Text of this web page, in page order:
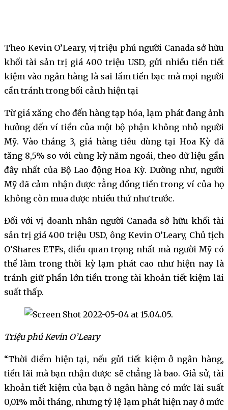
Theo Kevin O’Leary, vị triệu phú người Canada sở hữu
khối tài sản trị giá 400 triệu USD, gửi nhiều tiền tiết
kiệm vào ngân hàng là sai lầm tiền bạc mà mọi người
cần tránh trong bối cảnh hiện tại
Từ giá xăng cho đến hàng tạp hóa, lạm phát đang ảnh
hưởng đến ví tiền của một bộ phận không nhỏ người
Mỹ. Vào tháng 3, giá hàng tiêu dùng tại Hoa Kỳ đã
tăng 8,5% so với cùng kỳ năm ngoái, theo dữ liệu gần
đây nhất của Bộ Lao động Hoa Kỳ. Dường như, người
Mỹ đã cảm nhận được rằng đồng tiền trong ví của họ
không còn mua được nhiều thứ như trước.
Đối với vị doanh nhân người Canada sở hữu khối tài
sản trị giá 400 triệu USD, ông Kevin O’Leary, Chủ tịch
O’Shares ETFs, điều quan trọng nhất mà người Mỹ có
thể làm trong thời kỳ lạm phát cao như hiện nay là
tránh giữ phần lớn tiền trong tài khoản tiết kiệm lãi
suất thấp.
Triệu phú Kevin O’Leary
“Thời điểm hiện tại, nếu gửi tiết kiệm ở ngân hàng,
tiền lãi mà bạn nhận được sẽ chẳng là bao. Giả sử, tài
khoản tiết kiệm của bạn ở ngân hàng có mức lãi suất
0,01% mỗi tháng, nhưng tỷ lệ lạm phát hiện nay ở mức